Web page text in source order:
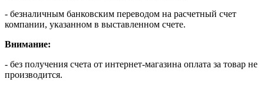
- безналичным банковским переводом на расчетный счет
компании, указанном в выставленном счете.
Внимание:
- без получения счета от интернет-магазина оплата за товар не
производится.